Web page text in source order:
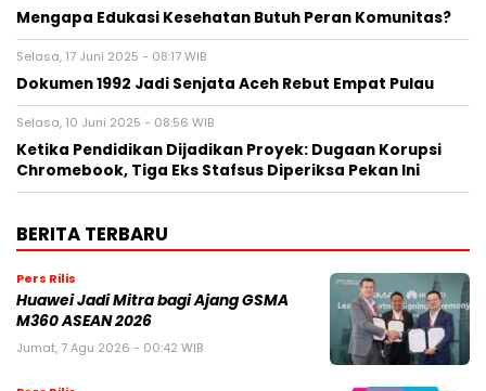
Mengapa Edukasi Kesehatan Butuh Peran Komunitas?
Selasa, 17 Juni 2025 - 08:17 WIB
Dokumen 1992 Jadi Senjata Aceh Rebut Empat Pulau
Selasa, 10 Juni 2025 - 08:56 WIB
Ketika Pendidikan Dijadikan Proyek: Dugaan Korupsi
Chromebook, Tiga Eks Stafsus Diperiksa Pekan Ini
BERITA TERBARU
Pers Rilis
Huawei Jadi Mitra bagi Ajang GSMA
M360 ASEAN 2026
Jumat, 7 Agu 2026 - 00:42 WIB